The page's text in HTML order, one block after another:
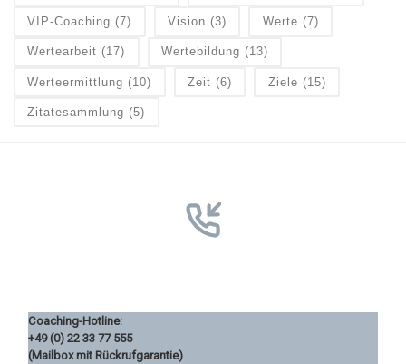
VIP-Coaching (7) Vision (3) Werte (7)
Wertearbeit (17) Wertebildung (13)
Werteermittlung (10) Zeit (6) Ziele (15)
Zitatesammlung (5)
Coaching-Hotline:
+49 (0) 22 33 77 555
(Mailbox mit Rückrufgarantie)